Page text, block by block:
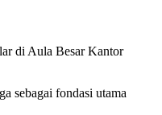
di Aula Besar Kantor
sebagai fondasi utama